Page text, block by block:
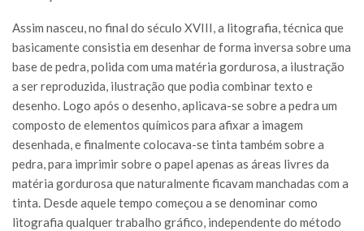
Assim nasceu, no final do século XVIII, a litografia, técnica que
basicamente consistia em desenhar de forma inversa sobre uma
base de pedra, polida com uma matéria gordurosa, a ilustração
a ser reproduzida, ilustração que podia combinar texto e
desenho. Logo após o desenho, aplicava-se sobre a pedra um
composto de elementos químicos para afixar a imagem
desenhada, e finalmente colocava-se tinta também sobre a
pedra, para imprimir sobre o papel apenas as áreas livres da
matéria gordurosa que naturalmente ficavam manchadas com a
tinta. Desde aquele tempo começou a se denominar como
litografia qualquer trabalho gráfico, independente do método